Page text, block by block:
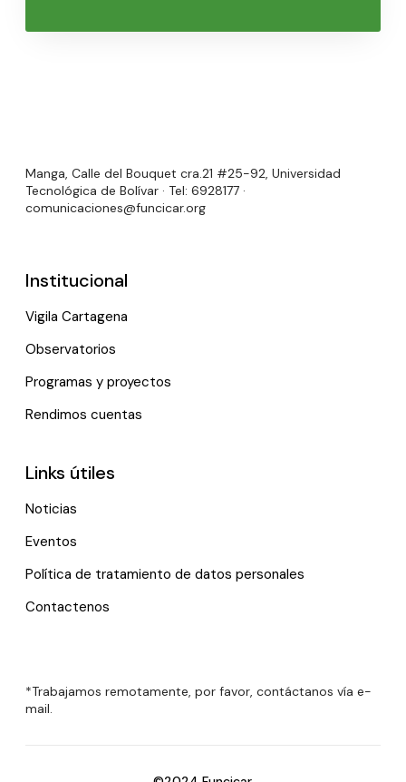
Manga, Calle del Bouquet cra.21 #25-92, Universidad
Tecnológica de Bolívar · Tel: 6928177 ·
comunicaciones@funcicar.org
Institucional
Vigila Cartagena
Observatorios
Programas y proyectos
Rendimos cuentas
Links útiles
Noticias
Eventos
Política de tratamiento de datos personales
Contactenos
*Trabajamos remotamente, por favor, contáctanos vía e-
mail.